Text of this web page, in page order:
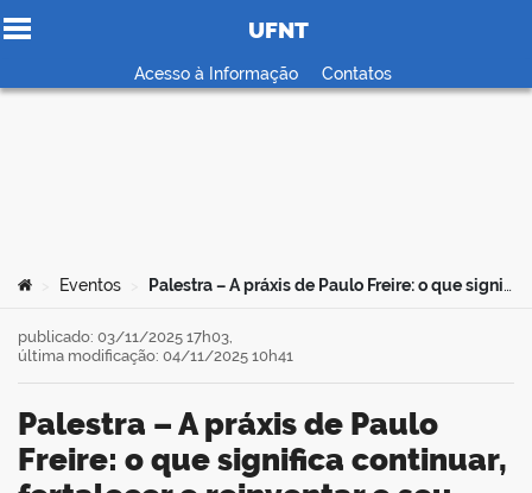
Ir para o conteúdo
UFNT
Acesso à Informação Contatos
Você está aqui:
Eventos Palestra – A práxis de Paulo Freire: o que significa continuar, fortalecer e reinventar o seu legado?
Palestra – A práxis de Paulo
Freire: o que significa continuar,
publicado: 03/11/2025 17h03,
última modificação: 04/11/2025 10h41